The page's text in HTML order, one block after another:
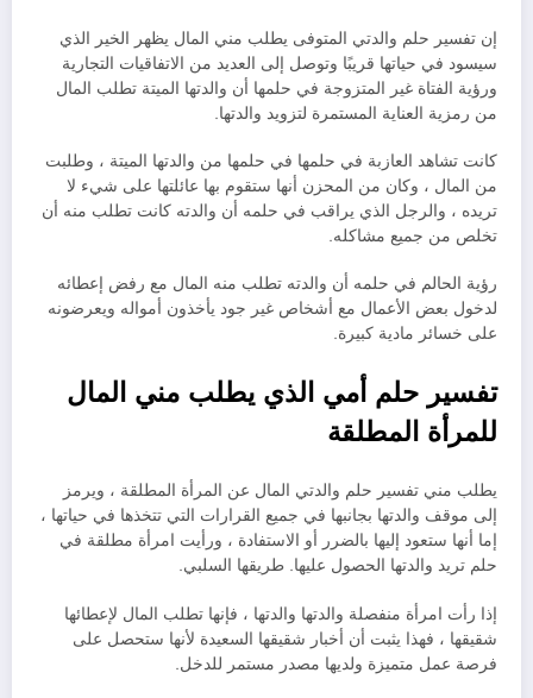
إن تفسير حلم والدتي المتوفى يطلب مني المال يظهر الخير الذي
سيسود في حياتها قريبًا وتوصل إلى العديد من الاتفاقيات التجارية
ورؤية الفتاة غير المتزوجة في حلمها أن والدتها الميتة تطلب المال
من رمزية العناية المستمرة لتزويد والدتها.
كانت تشاهد العازبة في حلمها في حلمها من والدتها الميتة ، وطلبت
من المال ، وكان من المحزن أنها ستقوم بها عائلتها على شيء لا
تريده ، والرجل الذي يراقب في حلمه أن والدته كانت تطلب منه أن
تخلص من جميع مشاكله.
رؤية الحالم في حلمه أن والدته تطلب منه المال مع رفض إعطائه
لدخول بعض الأعمال مع أشخاص غير جود يأخذون أمواله ويعرضونه
على خسائر مادية كبيرة.
تفسير حلم أمي الذي يطلب مني المال
للمرأة المطلقة
يطلب مني تفسير حلم والدتي المال عن المرأة المطلقة ، ويرمز
إلى موقف والدتها بجانبها في جميع القرارات التي تتخذها في حياتها ،
إما أنها ستعود إليها بالضرر أو الاستفادة ، ورأيت امرأة مطلقة في
حلم تريد والدتها الحصول عليها. طريقها السلبي.
إذا رأت امرأة منفصلة والدتها والدتها ، فإنها تطلب المال لإعطائها
شقيقها ، فهذا يثبت أن أخبار شقيقها السعيدة لأنها ستحصل على
فرصة عمل متميزة ولديها مصدر مستمر للدخل.